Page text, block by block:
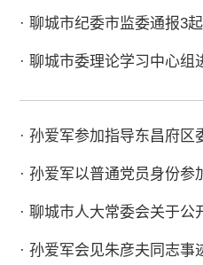
· 聊城市纪委市监委通报3
· 聊城市委理论学习中心组
· 孙爱军参加指导东昌府区
· 孙爱军以普通党员身份
· 聊城市人大常委会关于
· 孙爱军会见朱彦夫同志事